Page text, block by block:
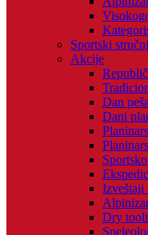
Sportski
Akcije
Dan
Dani
Izveštaji
Dry